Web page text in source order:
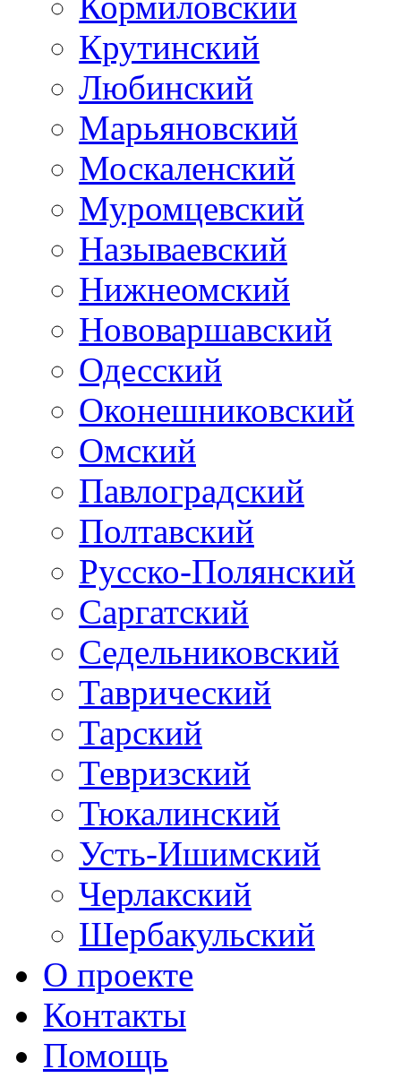
Крутинский
Любинский
Марьяновский
Москаленский
Муромцевский
Называевский
Нижнеомский
Нововаршавский
Одесский
Оконешниковский
Омский
Павлоградский
Полтавский
Русско-Полянский
Саргатский
Седельниковский
Таврический
Тарский
Тевризский
Тюкалинский
Усть-Ишимский
Черлакский
Шербакульский
О проекте
Контакты
Помощь